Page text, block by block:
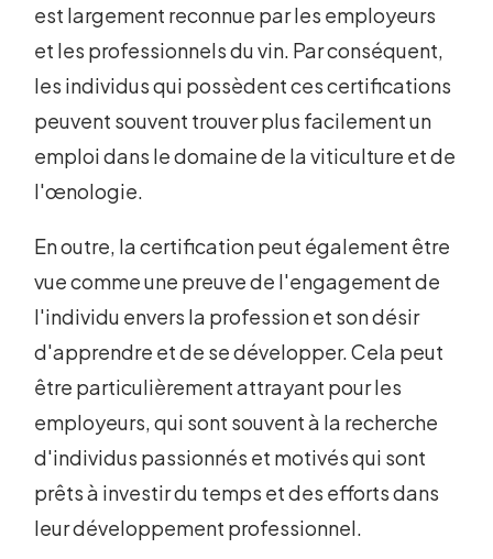
est largement reconnue par les employeurs
et les professionnels du vin. Par conséquent,
les individus qui possèdent ces certifications
peuvent souvent trouver plus facilement un
emploi dans le domaine de la viticulture et de
l'œnologie.
En outre, la certification peut également être
vue comme une preuve de l'engagement de
l'individu envers la profession et son désir
d'apprendre et de se développer. Cela peut
être particulièrement attrayant pour les
employeurs, qui sont souvent à la recherche
d'individus passionnés et motivés qui sont
prêts à investir du temps et des efforts dans
leur développement professionnel.